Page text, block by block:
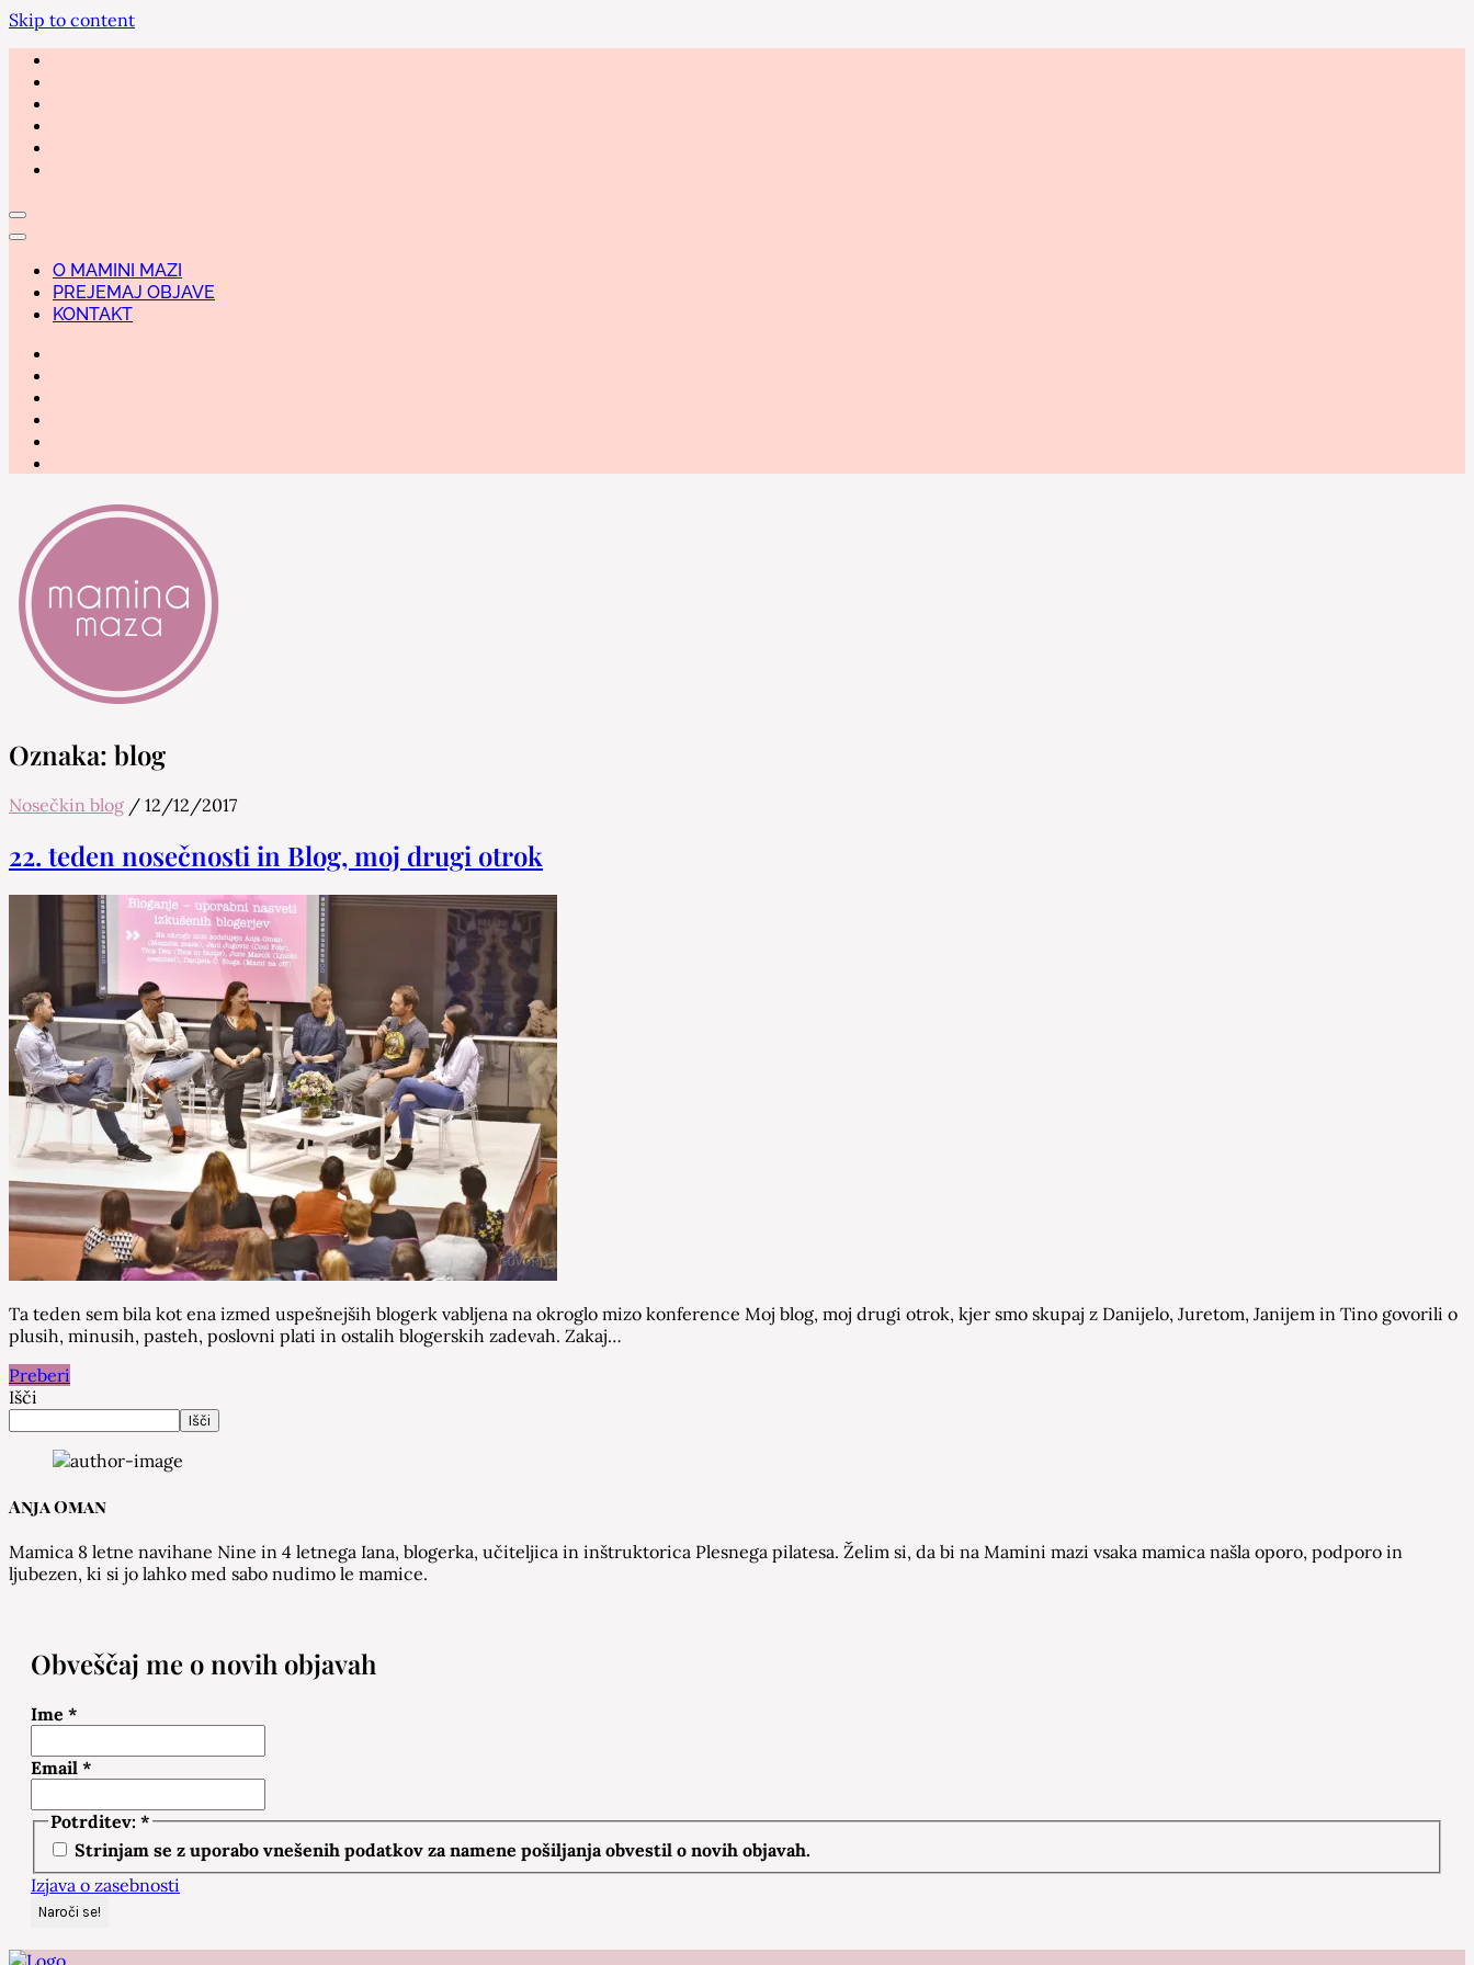
Skip to content
O MAMINI MAZI
PREJEMAJ OBJAVE
KONTAKT
Mamina Maza
Blog & Portal za starše in bodoče starše
Oznaka: blog
Nosečkin blog / 12/12/2017
22. teden nosečnosti in Blog, moj drugi otrok
Ta teden sem bila kot ena izmed uspešnejših blogerk vabljena na okroglo mizo konference Moj blog, moj drugi otrok, kjer smo skupaj z Danijelo, Juretom, Janijem in Tino govorili o
plusih, minusih, pasteh, poslovni plati in ostalih blogerskih zadevah. Zakaj…
Preberi
Išči
Išči
Anja Oman
Mamica 8 letne navihane Nine in 4 letnega Iana, blogerka, učiteljica in inštruktorica Plesnega pilatesa. Želim si, da bi na Mamini mazi vsaka mamica našla oporo, podporo in
ljubezen, ki si jo lahko med sabo nudimo le mamice.
Obveščaj me o novih objavah
Ime *
Email *
Potrditev: *
Strinjam se z uporabo vnešenih podatkov za namene pošiljanja obvestil o novih objavah.
Izjava o zasebnosti